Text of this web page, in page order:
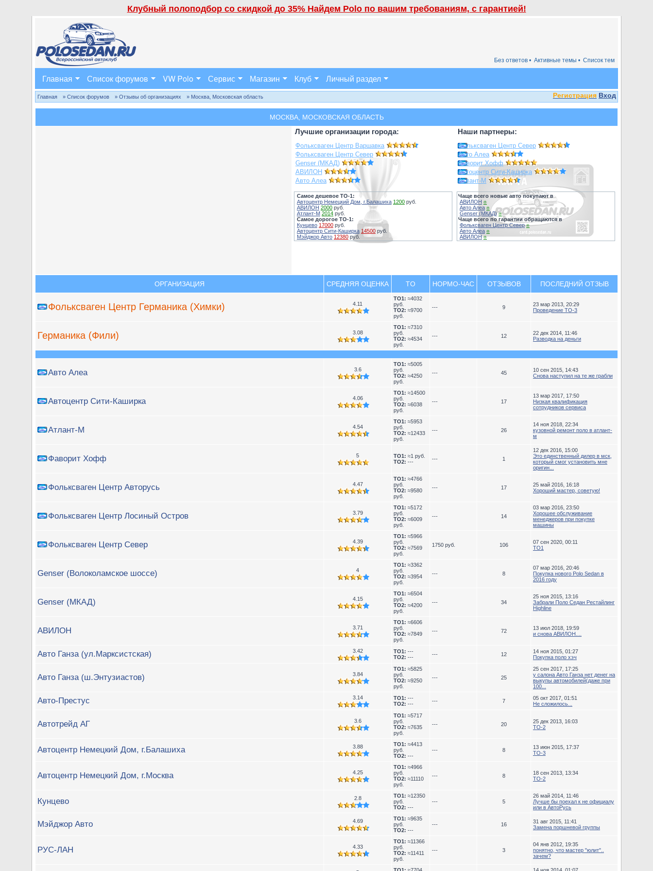
Клубный полоподбор со скидкой до 35% Найдем Polo по вашим требованиям, с гарантией!
Список тем
Активные темы •
Без ответов •
Главная Список форумов VW Polo Сервис Магазин Клуб Личный раздел
Регистрация Вход
Главная » Список форумов » Отзывы об организациях » Москва, Московская область
МОСКВА, МОСКОВСКАЯ ОБЛАСТЬ
Лучшие организации города:
Фольксваген Центр Варшавка
Фольксваген Центр Север
Genser (МКАД)
АВИЛОН
Авто Алеа
Самое дешевое ТО-1:
Автоцентр Немецкий Дом, г.Балашиха 1200 руб.
АВИЛОН 2000 руб.
Атлант-М 2014 руб.
Самое дорогое ТО-1:
Кунцево 17000 руб.
Автоцентр Сити-Каширка 14500 руб.
Мэйджор Авто 12380 руб.
Наши партнеры:
Фольксваген Центр Север
Авто Алеа
Фаворит Хофф
Автоцентр Сити-Каширка
Атлант-М
Чаще всего новые авто покупают в
АВИЛОН ⍟
Авто Алеа ⍟
Genser (МКАД) ⍟
Чаще всего по гарантии обращаются в
Фольксваген Центр Север ⍟
Авто Алеа ⍟
АВИЛОН ⍟
ОРГАНИЗАЦИЯ СРЕДНЯЯ ОЦЕНКА TO НОРМО-ЧАС ОТЗЫВОВ ПОСЛЕДНИЙ ОТЗЫВ
Фольксваген Центр Германика (Химки) 4.11
TO1: ≈4032
руб.
TO2: ≈9700
руб.
--- 9
23 мар 2013, 20:29
Проведение ТО-3
Германика (Фили) 3.08
TO1: ≈7310
руб.
TO2: ≈4534
руб.
--- 12
22 дек 2014, 11:46
Разводка на деньги
Авто Алеа 3.6
TO1: ≈5005
руб.
TO2: ≈4250
руб.
--- 45
10 сен 2015, 14:43
Снова наступил на те же грабли
Автоцентр Сити-Каширка 4.06
TO1: ≈14500
руб.
TO2: ≈6038
руб.
--- 17
13 мар 2017, 17:50
Низкая квалификация
сотрудников сервиса
Атлант-М 4.54
TO1: ≈5953
руб.
TO2: ≈12433
руб.
--- 26
14 ноя 2018, 22:34
кузовной ремонт поло в атлант-
м
Фаворит Хофф 5 TO1: ≈1 руб.
TO2: --- --- 1
12 дек 2016, 15:00
Это единственный дилер в мск,
который смог установить мне
оригин...
Фольксваген Центр Авторусь 4.47
TO1: ≈4766
руб.
TO2: ≈9580
руб.
--- 17
25 май 2016, 16:18
Хороший мастер, советую!
Фольксваген Центр Лосиный Остров 3.79
TO1: ≈5172
руб.
TO2: ≈6009
руб.
--- 14
03 мар 2016, 23:50
Хорошее обслуживание
менеджеров при покупке
машины
Фольксваген Центр Север 4.39
TO1: ≈5966
руб.
TO2: ≈7569
руб.
1750 руб. 106
07 сен 2020, 00:11
ТО1
Genser (Волоколамское шоссе) 4
TO1: ≈3362
руб.
TO2: ≈3954
руб.
--- 8
07 мар 2016, 20:46
Покупка нового Polo Sedan в
2016 году
Genser (МКАД) 4.15
TO1: ≈6504
руб.
TO2: ≈4200
руб.
--- 34
25 ноя 2015, 13:16
Забрали Поло Седан Рестайлинг
Highline
АВИЛОН 3.71
TO1: ≈6606
руб.
TO2: ≈7849
руб.
--- 72
13 июл 2018, 19:59
и снова АВИЛОН....
Авто Ганза (ул.Марксистская) 3.42 TO1: ---
TO2: --- --- 12
14 ноя 2015, 01:27
Покупка поло хэч
Авто Ганза (ш.Энтузиастов) 3.84
TO1: ≈5825
руб.
TO2: ≈9250
руб.
--- 25
25 сен 2017, 17:25
у салона Авто Ганза нет денег на
выкупы автомобилей(даже при
100...
Авто-Престус 3.14 TO1: ---
TO2: --- --- 7
05 окт 2017, 01:51
Не сложилось...
Автотрейд АГ 3.6
TO1: ≈5717
руб.
TO2: ≈7635
руб.
--- 20
25 дек 2013, 16:03
ТО-2
Автоцентр Немецкий Дом, г.Балашиха 3.88 TO1: ≈4413
руб.
TO2: ---
--- 8
13 июн 2015, 17:37
ТО-3
Автоцентр Немецкий Дом, г.Москва 4.25
TO1: ≈4966
руб.
TO2: ≈11110
руб.
--- 8
18 сен 2013, 13:34
TO-2
Кунцево 2.8 TO1: ≈12350
руб.
TO2: ---
--- 5
26 май 2014, 11:46
Лучше бы поехал к не официалу
или в АвтоРусь
Мэйджор Авто 4.69 TO1: ≈9635
руб.
TO2: ---
--- 16
31 авг 2015, 11:41
Замена поршневой группы
РУС-ЛАН 4.33
TO1: ≈11366
руб.
TO2: ≈11411
руб.
--- 3
04 янв 2012, 19:35
понятно, что мастер "юлит"..
зачем?